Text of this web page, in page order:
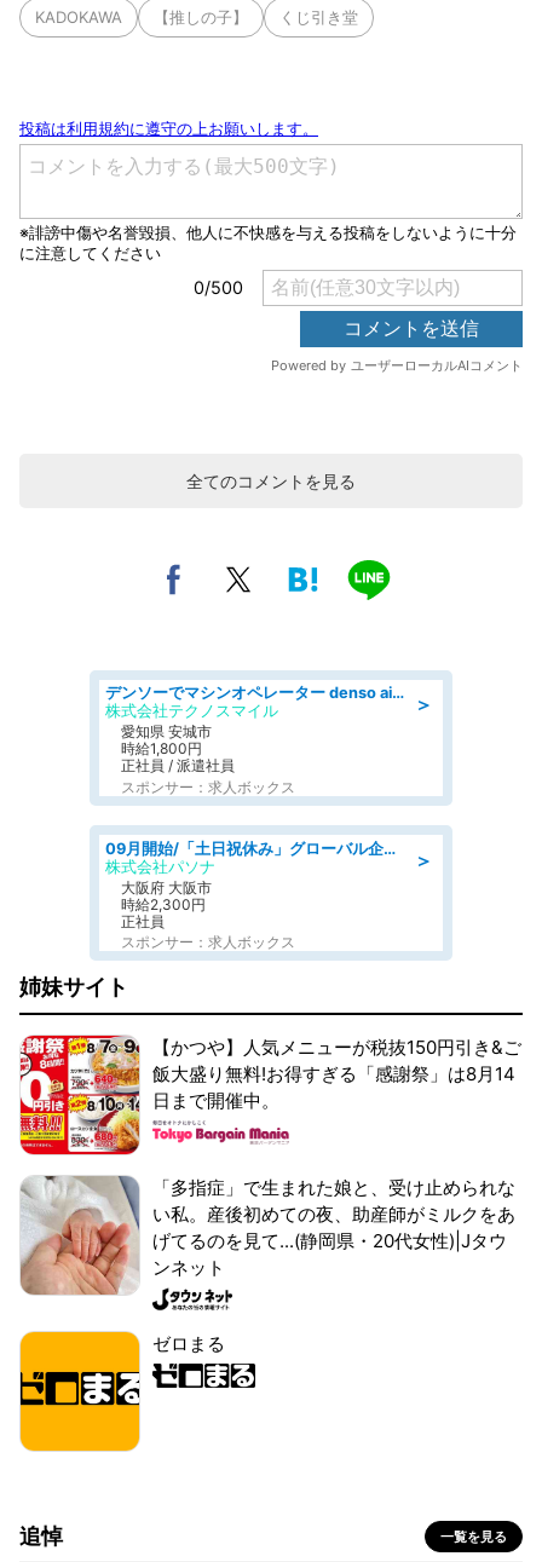
KADOKAWA 【推しの子】 くじ引き堂
全てのコメントを見る
＞
デンソーでマシンオペレーター denso aichi
株式会社テクノスマイル
愛知県 安城市
時給1,800円
正社員 / 派遣社員
スポンサー：求人ボックス
＞
09月開始/「土日祝休み」グローバル企業での産業保健のお仕事/保健師/高時給/残業なし/服装自由
株式会社パソナ
大阪府 大阪市
時給2,300円
正社員
スポンサー：求人ボックス
姉妹サイト
【かつや】人気メニューが税抜150円引き&ご
飯大盛り無料!お得すぎる「感謝祭」は8月14
日まで開催中。
「多指症」で生まれた娘と、受け止められな
い私。産後初めての夜、助産師がミルクをあ
げてるのを見て...(静岡県・20代女性)|Jタウ
ンネット
ゼロまる
追悼 一覧を見る